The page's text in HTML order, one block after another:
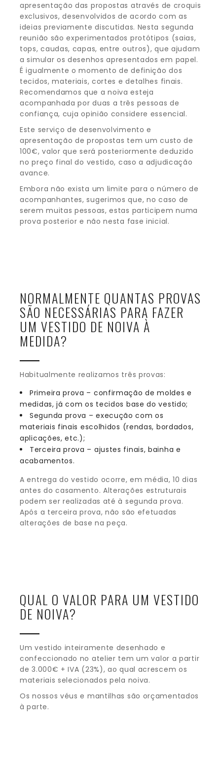
apresentação das propostas através de croquis
exclusivos, desenvolvidos de acordo com as
ideias previamente discutidas. Nesta segunda
reunião são experimentados protótipos (saias,
tops, caudas, capas, entre outros), que ajudam
a simular os desenhos apresentados em papel.
É igualmente o momento de definição dos
tecidos, materiais, cortes e detalhes finais.
Recomendamos que a noiva esteja
acompanhada por duas a três pessoas de
confiança, cuja opinião considere essencial.
Este serviço de desenvolvimento e
apresentação de propostas tem um custo de
100€, valor que será posteriormente deduzido
no preço final do vestido, caso a adjudicação
avance.
Embora não exista um limite para o número de
acompanhantes, sugerimos que, no caso de
serem muitas pessoas, estas participem numa
prova posterior e não nesta fase inicial.
NORMALMENTE QUANTAS PROVAS
SÃO NECESSÁRIAS PARA FAZER
UM VESTIDO DE NOIVA À
MEDIDA?
Habitualmente realizamos três provas:
Primeira prova – confirmação de moldes e
medidas, já com os tecidos base do vestido;
Segunda prova – execução com os
materiais finais escolhidos (rendas, bordados,
aplicações, etc.);
Terceira prova – ajustes finais, bainha e
acabamentos.
A entrega do vestido ocorre, em média, 10 dias
antes do casamento. Alterações estruturais
podem ser realizadas até à segunda prova.
Após a terceira prova, não são efetuadas
alterações de base na peça.
QUAL O VALOR PARA UM VESTIDO
DE NOIVA?
Um vestido inteiramente desenhado e
confeccionado no atelier tem um valor a partir
de 3.000€ + IVA (23%), ao qual acrescem os
materiais selecionados pela noiva.
Os nossos véus e mantilhas são orçamentados
à parte.